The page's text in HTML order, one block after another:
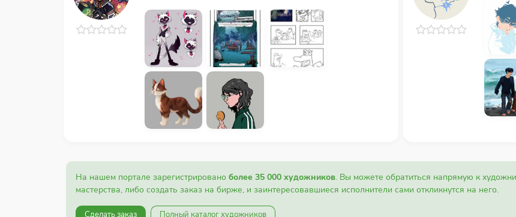
На нашем портале зарегистрировано более 35 000 художников. Вы можете обратиться напрямую к
мастерства, либо создать заказ на бирже, и заинтересовавшиеся исполнители сами откликнутся на него.
Сделать заказ Полный каталог художников